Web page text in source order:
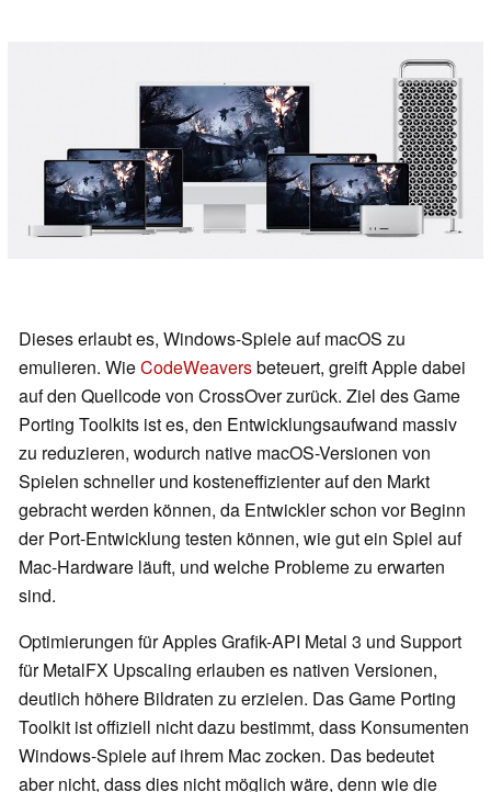
Dieses erlaubt es, Windows-Spiele auf macOS zu
emulieren. WieCodeWeaversbeteuert, greift Apple dabei
auf den Quellcode von CrossOver zurück. Ziel des Game
Porting Toolkits ist es, den Entwicklungsaufwand massiv
zu reduzieren, wodurch native macOS-Versionen von
Spielen schneller und kosteneffizienter auf den Markt
gebracht werden können, da Entwickler schon vor Beginn
der Port-Entwicklung testen können, wie gut ein Spiel auf
Mac-Hardware läuft, und welche Probleme zu erwarten
sind.
Optimierungen für Apples Grafik-API Metal 3 und Support
für MetalFX Upscaling erlauben es nativen Versionen,
deutlich höhere Bildraten zu erzielen. Das Game Porting
Toolkit ist offiziell nicht dazu bestimmt, dass Konsumenten
Windows-Spiele auf ihrem Mac zocken. Das bedeutet
aber nicht, dass dies nicht möglich wäre, denn wie die